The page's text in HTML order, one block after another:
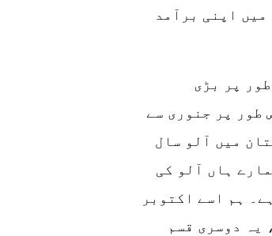
اپنی برآمد
پر بڑی
طور پر جنوری سے
میں آلو سال
ہاں آلو کی
ہم اسے اکتوبر
یہ دوسری قسم